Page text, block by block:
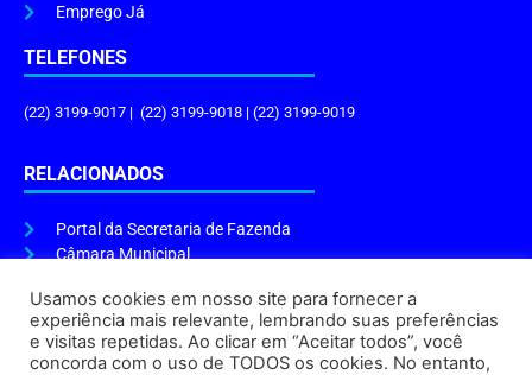
Emprego Já
TELEFONES
(22) 3199-9017 | (22) 3199-9018 | (22) 3199-9019
RELACIONADOS
Portal da Secretaria de Fazenda
Câmara Municipal
ENDEREÇO E HORÁRIO
Usamos cookies em nosso site para fornecer a
experiência mais relevante, lembrando suas preferências
e visitas repetidas. Ao clicar em “Aceitar todos”, você
concorda com o uso de TODOS os cookies. No entanto,